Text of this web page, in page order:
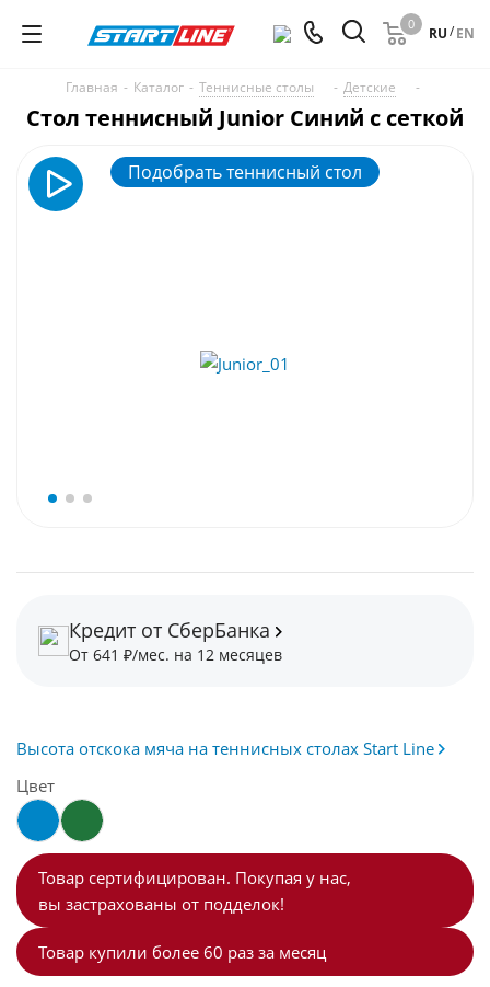
0
RU/EN
Главная - Каталог - Теннисные столы - Детские -
Стол теннисный Junior Синий с сеткой
Подобрать теннисный стол
Цвет
Товар сертифицирован. Покупая у нас,
вы застрахованы от подделок!
Товар купили более 60 раз за месяц
Кредит от СберБанка
От 641 ₽/мес. на 12 месяцев
Высота отскока мяча на теннисных столах Start Line